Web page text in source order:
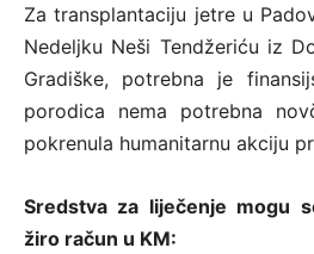
Za transplantaciju jetre u
Nedeljku Neši Tendžeriću iz
Gradiške, potrebna je
porodica nema potrebna
pokrenula humanitarnu akciju
Sredstva za liječenje mogu
žiro račun u KM: